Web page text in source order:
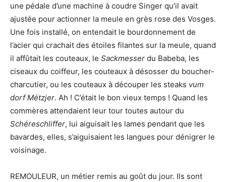
une pédale d’une machine à coudre Singer qu’il avait
ajustée pour actionner la meule en grès rose des Vosges.
Une fois installé, on entendait le bourdonnement de
l’acier qui crachait des étoiles filantes sur la meule, quand
il affûtait les couteaux, le Sackmesser du Babeba, les
ciseaux du coiffeur, les couteaux à désosser du boucher-
charcutier, ou les couteaux à découper les steaks vum
dorf Métzjer. Ah ! C’était le bon vieux temps ! Quand les
commères attendaient leur tour toutes autour du
Schéreschliffer, lui aiguisait les lames pendant que les
bavardes, elles, s’aiguisaient les langues pour dénigrer le
voisinage.
REMOULEUR, un métier remis au goût du jour. Ils sont